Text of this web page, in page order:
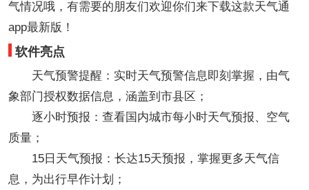
气情况哦，有需要的朋友们欢迎你们来下载这款天气通
app最新版！
软件亮点
天气预警提醒：实时天气预警信息即刻掌握，由气
象部门授权数据信息，涵盖到市县区；
逐小时预报：查看国内城市每小时天气预报、空气
质量；
15日天气预报：长达15天预报，掌握更多天气信
息，为出行早作计划；